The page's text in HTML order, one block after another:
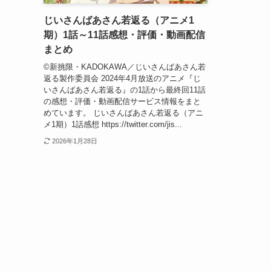
じいさんばあさん若返る（アニメ1
期）1話～11話感想・評価・動画配信
まとめ
©新挑限・KADOKAWA／じいさんばあさん若
返る製作委員会 2024年4月放送のアニメ『じ
いさんばあさん若返る』の1話から最終回11話
の感想・評価・動画配信サービス情報をまと
めています。 じいさんばあさん若返る（アニ
メ1期）1話感想 https://twitter.com/jis...
2026年1月28日